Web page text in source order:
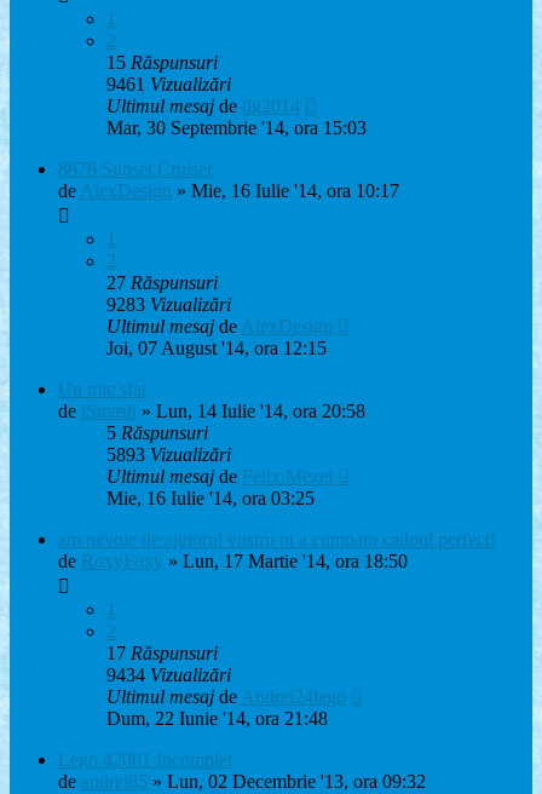
1
2
15 Răspunsuri
9461 Vizualizări
Ultimul mesaj de tlg2014
Mar, 30 Septembrie '14, ora 15:03
8676 Sunset Cruiser
de AlexDesign » Mie, 16 Iulie '14, ora 10:17
1
2
27 Răspunsuri
9283 Vizualizări
Ultimul mesaj de AlexDesign
Joi, 07 August '14, ora 12:15
Un mic sfat
de iSmash » Lun, 14 Iulie '14, ora 20:58
5 Răspunsuri
5893 Vizualizări
Ultimul mesaj de Felix Mezei
Mie, 16 Iulie '14, ora 03:25
am nevoie de ajutorul vostru pt a cumpara cadoul perfect!
de RoxyFoxy » Lun, 17 Martie '14, ora 18:50
1
2
17 Răspunsuri
9434 Vizualizări
Ultimul mesaj de Andrei24lego
Dum, 22 Iunie '14, ora 21:48
Lego 42001 Incomplet
de andrei85 » Lun, 02 Decembrie '13, ora 09:32